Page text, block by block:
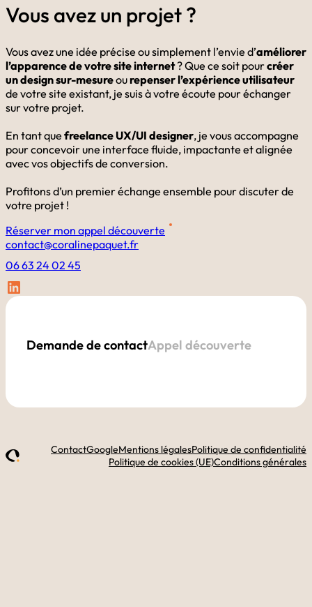
Vous avez un projet ?
Vous avez une idée précise ou simplement l’envie d’améliorer
l’apparence de votre site internet? Que ce soit pourcréer
un design sur-mesureourepenser l’expérience utilisateur
de votre site existant, je suis à votre écoute pour échanger
sur votre projet.
En tant que freelance UX/UI designer, je vous accompagne
pour concevoir une interface fluide, impactante et alignée
avec vos objectifs de conversion.
Profitons d’un premier échange ensemble pour discuter de
votre projet !
Réserver mon appel découverte
contact@coralinepaquet.fr
06 63 24 02 45
LinkedIn
Demande de contactAppel découverte
ContactGoogleMentions légalesPolitique de confidentialité
Politique de cookies (UE)Conditions générales